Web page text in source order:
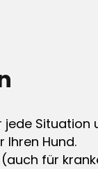
jede Situation
Ihren Hund.
für